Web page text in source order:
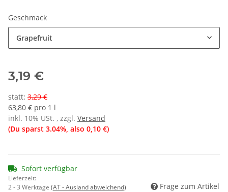
Geschmack
Grapefruit
3,19 €
statt: 3,29 €
63,80 € pro 1 l
inkl. 10% USt. , zzgl. Versand
(Du sparst 3.04%, also 0,10 €)
Sofort verfügbar
Lieferzeit:
2 - 3 Werktage (AT - Ausland abweichend) Frage zum Artikel